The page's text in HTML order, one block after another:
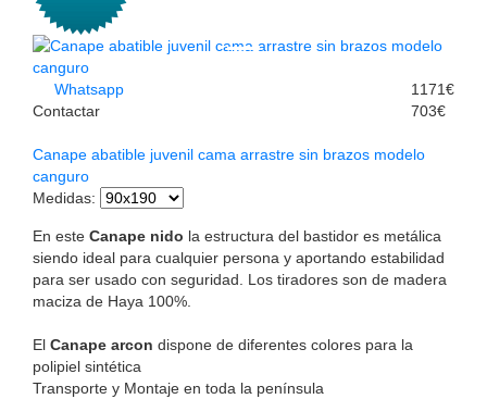
Whatsapp
Contactar
1171€
703€
Canape abatible juvenil cama arrastre sin brazos modelo
canguro
Medidas:
En este Canape nido la estructura del bastidor es metálica
siendo ideal para cualquier persona y aportando estabilidad
para ser usado con seguridad. Los tiradores son de madera
maciza de Haya 100%.
El Canape arcon dispone de diferentes colores para la
polipiel sintética
Transporte y Montaje en toda la península